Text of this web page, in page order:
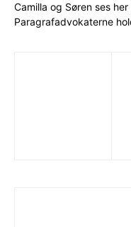
Camilla og Søren ses
Paragrafadvokaterne